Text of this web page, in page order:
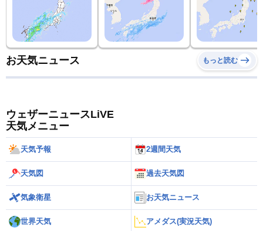
お天気ニュース もっと読む
ウェザーニュースLiVE
天気メニュー
天気予報 2週間天気
天気図 過去天気図
気象衛星 お天気ニュース
世界天気 アメダス(実況天気)